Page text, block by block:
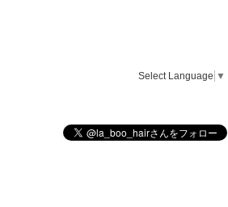
Select Language ▼